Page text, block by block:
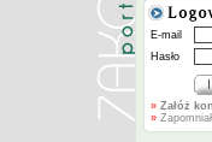
E-mail
Hasło
» Załóż
»